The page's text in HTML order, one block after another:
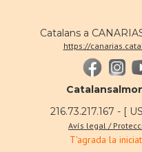
Catalans a
https://
216.73.217.167 - [
Avís legal /
T'agrada la